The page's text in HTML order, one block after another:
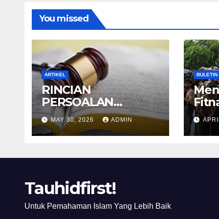
You missed
ARTIKEL
RINCIAN
PERSOALAN
BERHUKUM
DENGAN SELAIN
HUKUM ALLAH
MAY 30, 2026 ADMIN
BULETIN
Tauhidfirst!
Untuk Pemahaman Islam Yang Lebih Baik